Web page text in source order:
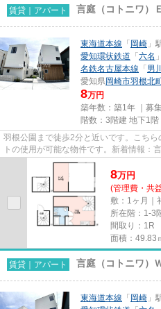
賃貸｜アパート 言庭（コトニワ）
東海道本線 「 岡崎 」
愛知環状鉄道 「 六名
名鉄名古屋本線 「 男川
愛知県岡崎市羽根北
8万円
築年数：築1年 ｜募
階数：3階建 地下1階
羽根公園まで徒歩2分と近いです。こち
トの使用が可能な物件です。新着情報：
ームには、岡崎市エリアの賃貸...
8万円
(管理費・共
敷：1ヶ月｜
所在階：1-3
間取り：1R
面積：49.83
賃貸｜アパート 言庭（コトニワ）
東海道本線 「 岡崎 」